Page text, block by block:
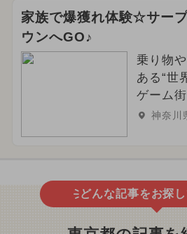
家族で爆獲れ体験☆サー
ウンへGO♪
乗り物
ある“世
ゲーム
神奈川
どんな記事をお探